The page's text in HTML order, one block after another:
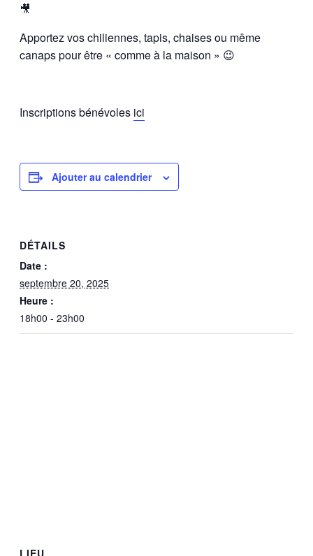
🎥
Apportez vos chiliennes, tapis, chaises ou même
canaps pour être « comme à la maison » 😉
Inscriptions bénévoles ici
Ajouter au calendrier
DÉTAILS
Date :
septembre 20, 2025
Heure :
18h00 - 23h00